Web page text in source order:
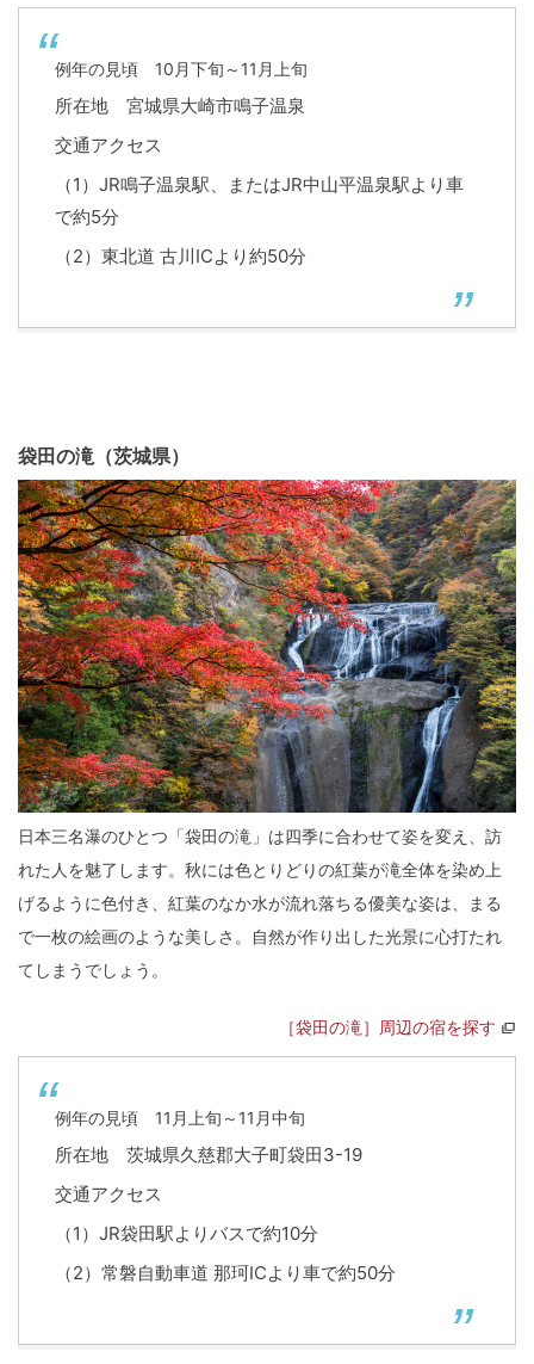
例年の見頃 10月下旬～11月上旬
所在地 宮城県大崎市鳴子温泉
交通アクセス
（1）JR鳴子温泉駅、またはJR中山平温泉駅より車
で約5分
（2）東北道 古川ICより約50分
袋田の滝（茨城県）
日本三名瀑のひとつ「袋田の滝」は四季に合わせて姿を変え、訪
れた人を魅了します。秋には色とりどりの紅葉が滝全体を染め上
げるように色付き、紅葉のなか水が流れ落ちる優美な姿は、まる
で一枚の絵画のような美しさ。自然が作り出した光景に心打たれ
てしまうでしょう。
［袋田の滝］周辺の宿を探す
例年の見頃 11月上旬～11月中旬
所在地 茨城県久慈郡大子町袋田3-19
交通アクセス
（1）JR袋田駅よりバスで約10分
（2）常磐自動車道 那珂ICより車で約50分